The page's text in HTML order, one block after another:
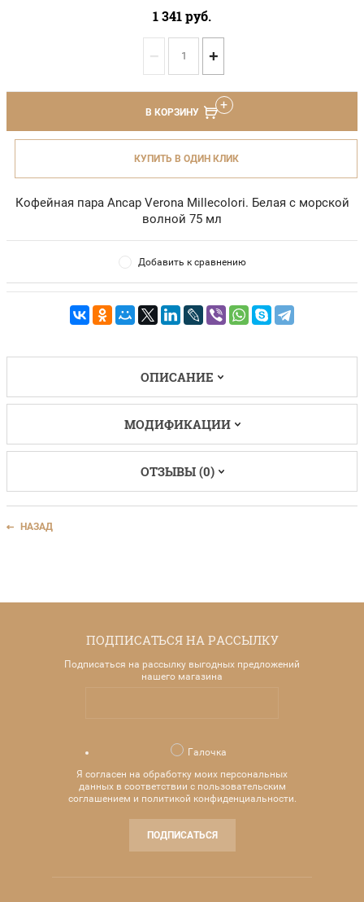
1 341руб.
− +
В КОРЗИНУ
КУПИТЬ В ОДИН КЛИК
Кофейная пара Ancap Verona Millecolori. Белая с морской
волной 75 мл
Добавить к сравнению
ОПИСАНИЕ
МОДИФИКАЦИИ
ОТЗЫВЫ (0)
НАЗАД
ПОДПИСАТЬСЯ НА РАССЫЛКУ
Подписаться на рассылку выгодных предложений
нашего магазина
Галочка
Я согласен на обработку моих персональных
данных в соответствии с пользовательским
соглашением и политикой конфиденциальности.
ПОДПИСАТЬСЯ